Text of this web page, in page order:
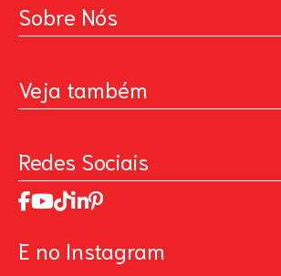
Sobre Nós
Contato
Trabalhe Conosco
Relatório de Sustentabilidade 2025
Código de ética
Acionistas
Veja também
Pintando o Futuro
MasterChef
Art Of Love
Seja um distribuidor de Limpeza Profissional
Redes Sociais
E no Instagram